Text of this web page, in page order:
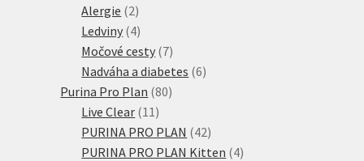
Alergie 22
produkty
Ledviny 44
produkty
Močové cesty 77
produktů
Nadváha a diabetes 66
Purina Pro Plan 8080
Live Clear 11 11
produktů
PURINA PRO PLAN 4242
produktů
PURINA PRO PLAN Kitten 44